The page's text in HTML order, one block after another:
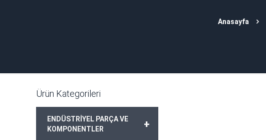
Anasayfa
Ürün Kategorileri
+
ENDÜSTRİYEL PARÇA VE
KOMPONENTLER